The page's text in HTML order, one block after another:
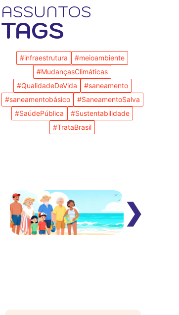
ASSUNTOS
TAGS
#infraestrutura
#meioambiente
#MudançasClimáticas
#QualidadeDeVida
#saneamento
#saneamentobásico
#SaneamentoSalva
#SaúdePública
#Sustentabilidade
#TrataBrasil
❯